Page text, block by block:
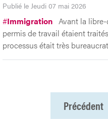
Publié le Jeudi 07 mai 2026
#Immigration Avant la
permis de travail étaient
processus était très
Précédent